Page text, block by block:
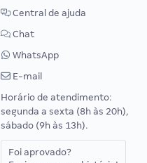
Central de ajuda
Chat
WhatsApp
E-mail
Horário de atendimento:
segunda a sexta (8h às 20h),
sábado (9h às 13h).
Foi aprovado?